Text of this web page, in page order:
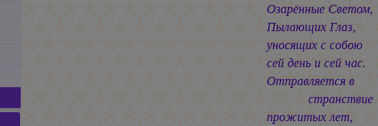
Озарённые Светом,
Пылающих Глаз,
уносящих с собою
сей день и сей час.
Отправляется в
странствие
прожитых лет,